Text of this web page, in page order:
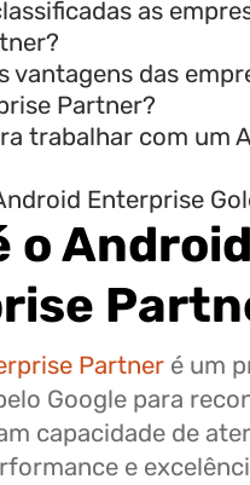
as
vantagens das
Partner?
trabalhar com um
Enterprise
o
Partner é um
Google para
capacidade de
e